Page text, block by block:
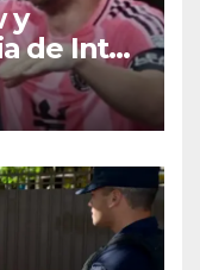
y
de Inter